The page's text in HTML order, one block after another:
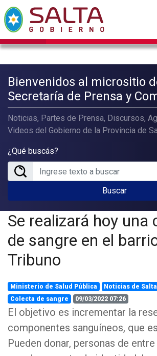
Bienvenidos al micrositio
Secretaría de Prensa y
Noticias, Partes de Prensa, Discursos,
Videos del Gobierno de la Provincia de
¿Qué buscás?
Buscar
Se realizará hoy una
de sangre en el
Tribuno
Ministerio de Salud Pública
Noticias de Salta
Colecta de sangre
09/03/2022 07:26
El objetivo es incrementar la
componentes sanguíneos, que
Pueden donar, personas de